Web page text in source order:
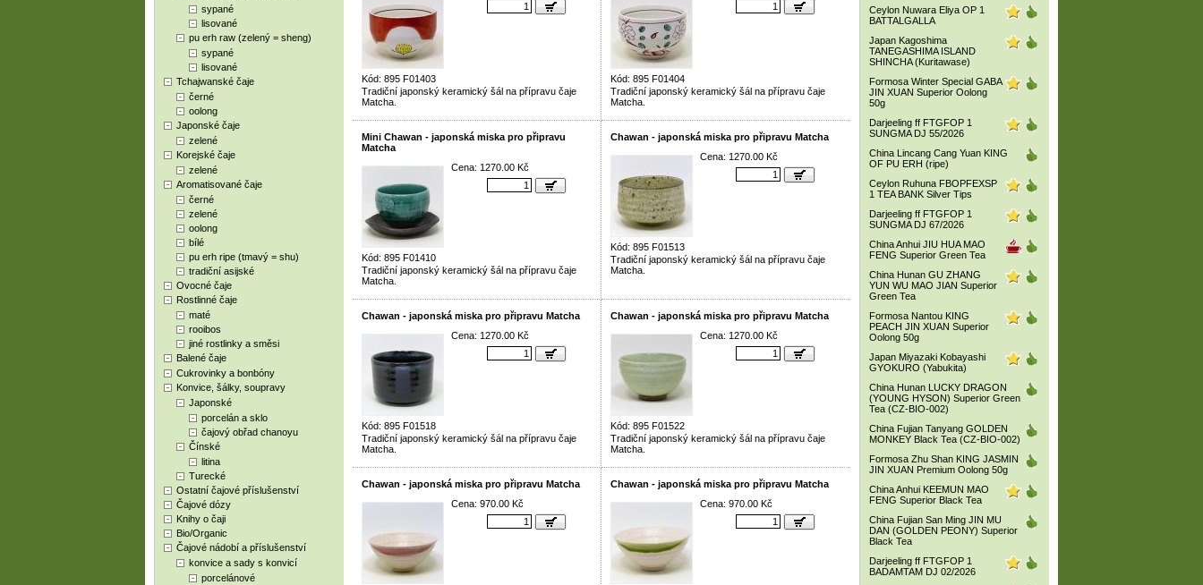
sypané
lisované
pu erh raw (zelený = sheng)
sypané
lisované
Tchajwanské čaje
černé
oolong
Japonské čaje
zelené
Korejské čaje
zelené
Aromatisované čaje
černé
zelené
oolong
bílé
pu erh ripe (tmavý = shu)
tradiční asijské
Ovocné čaje
Rostlinné čaje
maté
rooibos
jiné rostlinky a směsi
Balené čaje
Cukrovinky a bonbóny
Konvice, šálky, soupravy
Japonské
porcelán a sklo
čajový obřad chanoyu
Čínské
litina
Turecké
Ostatní čajové příslušenství
Čajové dózy
Knihy o čaji
Bio/Organic
Čajové nádobí a příslušenství
konvice a sady s konvicí
porcelánové
Kód: 895 F01403
Tradiční japonský keramický šál na přípravu čaje
Matcha.
Kód: 895 F01404
Tradiční japonský keramický šál na přípravu čaje
Matcha.
Mini Chawan - japonská miska pro připravu
Matcha
Kód: 895 F01410
Cena: 1270.00 Kč
Tradiční japonský keramický šál na přípravu čaje
Matcha.
Chawan - japonská miska pro připravu Matcha
Kód: 895 F01513
Cena: 1270.00 Kč
Tradiční japonský keramický šál na přípravu čaje
Matcha.
Chawan - japonská miska pro připravu Matcha
Kód: 895 F01518
Cena: 1270.00 Kč
Tradiční japonský keramický šál na přípravu čaje
Matcha.
Chawan - japonská miska pro připravu Matcha
Kód: 895 F01522
Cena: 1270.00 Kč
Tradiční japonský keramický šál na přípravu čaje
Matcha.
Chawan - japonská miska pro připravu Matcha
Cena: 970.00 Kč
Chawan - japonská miska pro připravu Matcha
Cena: 970.00 Kč
Ceylon Nuwara Eliya OP 1
BATTALGALLA
Japan Kagoshima
TANEGASHIMA ISLAND
SHINCHA (Kuritawase)
Formosa Winter Special GABA
JIN XUAN Superior Oolong
50g
Darjeeling ff FTGFOP 1
SUNGMA DJ 55/2026
China Lincang Cang Yuan KING
OF PU ERH (ripe)
Ceylon Ruhuna FBOPFEXSP
1 TEA BANK Silver Tips
Darjeeling ff FTGFOP 1
SUNGMA DJ 67/2026
China Anhui JIU HUA MAO
FENG Superior Green Tea
China Hunan GU ZHANG
YUN WU MAO JIAN Superior
Green Tea
Formosa Nantou KING
PEACH JIN XUAN Superior
Oolong 50g
Japan Miyazaki Kobayashi
GYOKURO (Yabukita)
China Hunan LUCKY DRAGON
(YOUNG HYSON) Superior Green
Tea (CZ-BIO-002)
China Fujian Tanyang GOLDEN
MONKEY Black Tea (CZ-BIO-002)
Formosa Zhu Shan KING JASMIN
JIN XUAN Premium Oolong 50g
China Anhui KEEMUN MAO
FENG Superior Black Tea
China Fujian San Ming JIN MU
DAN (GOLDEN PEONY) Superior
Black Tea
Darjeeling ff FTGFOP 1
BADAMTAM DJ 02/2026